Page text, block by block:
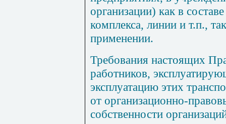
организации) как в
комплекса, линии и т.п.,
применении.
Требования настоящих
работников,
эксплуатацию этих
от организационно-
собственности